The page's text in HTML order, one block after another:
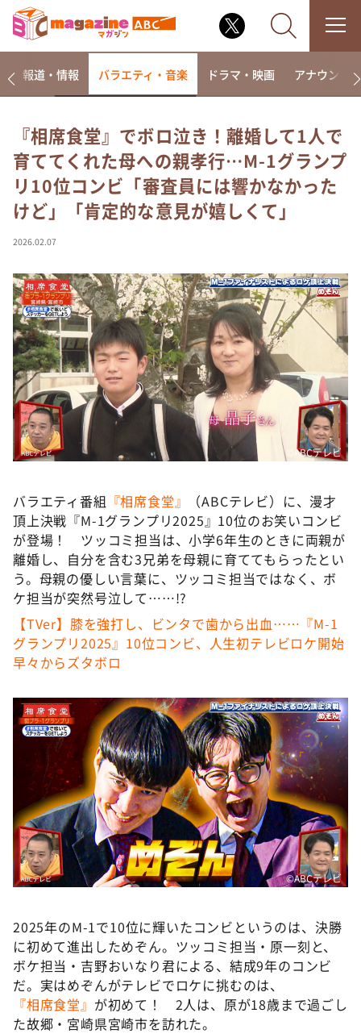
なるみ・岡村の過ぎるTV
相席食堂
これ余談なんですけど・・・
～人生密着トークバラエティ！～ やすとものいたっ
て真剣です
探偵！ナイトスクープ
news おかえり
河合＆A.B.C-Z塚田×福井アナ「なんでやねん！？」
（news おかえり）
DAIGOも台所 ～きょうの献立 何にする？～
本日はダイアンなり！シーズン２
朝だ！生です旅サラダ
教えて！ニュースライブ 正義のミカタ
新婚さんいらっしゃい！
ポツンと一軒家
ザキ山小屋本館
ぺこぱのまるスポ
アナ回覧板
報道・情報 バラエティ・音楽 ドラマ・映画 アナウンサー
『相席食堂』でボロ泣き！離婚して1人で
育ててくれた母への親孝行…M-1グランプ
リ10位コンビ「審査員には響かなかった
けど」「肯定的な意見が嬉しくて」
2026.02.07
©ABCテレビ
バラエティ番組 『相席食堂』
（ABCテレビ）に、漫才
頂上決戦『M-1グランプリ2025』10位のお笑いコンビ
が登場！ ツッコミ担当は、小学6年生のときに両親が
離婚し、自分を含む3兄弟を母親に育ててもらったとい
う。母親の優しい言葉に、ツッコミ担当ではなく、ボ
ケ担当が突然号泣して……!?
【TVer】膝を強打し、ビンタで歯から出血……『M-1
グランプリ2025』10位コンビ、人生初テレビロケ開始
早々からズタボロ
©ABCテレビ
2025年のM-1で10位に輝いたコンビというのは、決勝
に初めて進出しためぞん。ツッコミ担当・原一刻と、
ボケ担当・吉野おいなり君による、結成9年のコンビ
だ。実はめぞんがテレビでロケに挑むのは、
『相席食堂』 が初めて！ 2人は、原が18歳まで過ごし
た故郷・宮崎県宮崎市を訪れた。